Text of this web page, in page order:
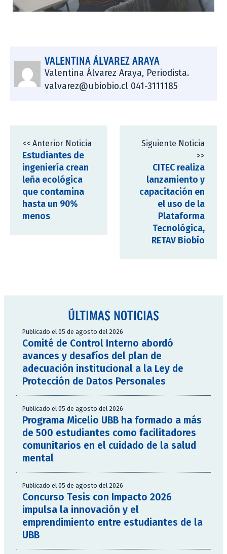
VALENTINA ÁLVAREZ ARAYA
Valentina Álvarez Araya, Periodista.
valvarez@ubiobio.cl 041-3111185
<< Anterior Noticia
Estudiantes de
ingeniería crean
leña ecológica
que contamina
hasta un 90%
menos
Siguiente Noticia
>>
CITEC realiza
lanzamiento y
capacitación en
el uso de la
Plataforma
Tecnológica,
RETAV Biobío
ÚLTIMAS NOTICIAS
Publicado el 05 de agosto del 2026
Comité de Control Interno abordó
avances y desafíos del plan de
adecuación institucional a la Ley de
Protección de Datos Personales
Publicado el 05 de agosto del 2026
Programa Micelio UBB ha formado a más
de 500 estudiantes como facilitadores
comunitarios en el cuidado de la salud
mental
Publicado el 05 de agosto del 2026
Concurso Tesis con Impacto 2026
impulsa la innovación y el
emprendimiento entre estudiantes de la
UBB